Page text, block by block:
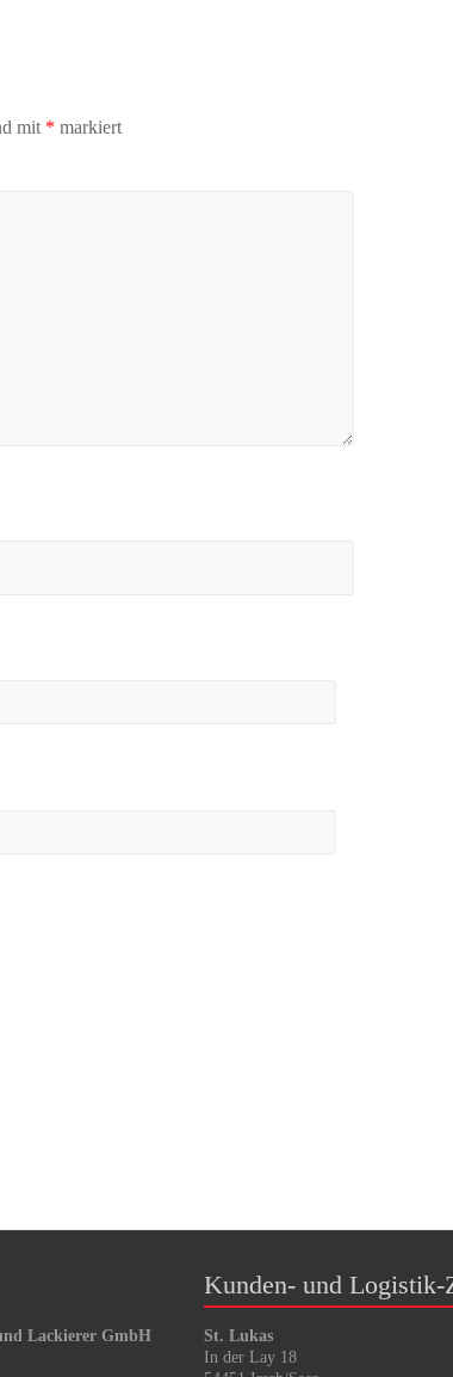
mit * markiert
Lackierer GmbH
Kunden- und Logistik-
St. Lukas
In der Lay 18